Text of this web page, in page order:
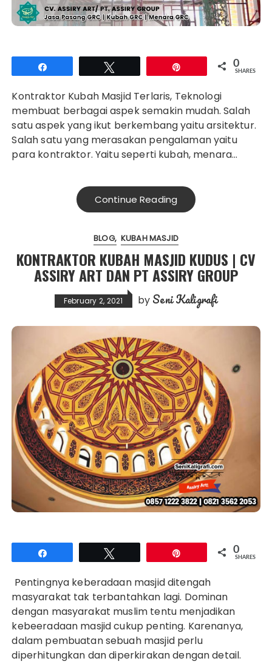
0
SHARES
Kontraktor Kubah Masjid Terlaris, Teknologi
membuat berbagai aspek semakin mudah. Salah
satu aspek yang ikut berkembang yaitu arsitektur.
Salah satu yang merasakan pengalaman yaitu
para kontraktor. Yaitu seperti kubah, menara…
Continue Reading
BLOG KUBAH MASJID
KONTRAKTOR KUBAH MASJID KUDUS | CV
ASSIRY ART DAN PT ASSIRY GROUP
February 2, 2021 by Seni Kaligrafi
0
SHARES
Pentingnya keberadaan masjid ditengah
masyarakat tak terbantahkan lagi. Dominan
dengan masyarakat muslim tentu menjadikan
kebeeradaan masjid cukup penting. Karenanya,
dalam pembuatan sebuah masjid perlu
diperhitungkan dan diperkirakan dengan detail.